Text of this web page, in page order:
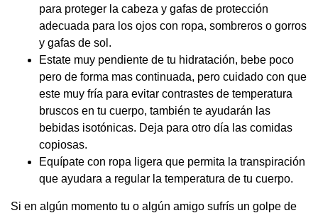
para proteger la cabeza y gafas de protección
adecuada para los ojos con ropa, sombreros o gorros
y gafas de sol.
Estate muy pendiente de tu hidratación, bebe poco
pero de forma mas continuada, pero cuidado con que
este muy fría para evitar contrastes de temperatura
bruscos en tu cuerpo, también te ayudarán las
bebidas isotónicas. Deja para otro día las comidas
copiosas.
Equípate con ropa ligera que permita la transpiración
que ayudara a regular la temperatura de tu cuerpo.
Si en algún momento tu o algún amigo sufrís un golpe de